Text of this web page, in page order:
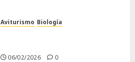
Aviturismo Biología
06/02/2026 0